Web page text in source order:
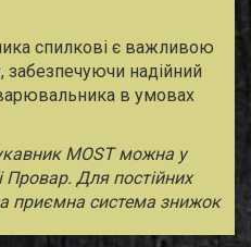
спилкові є важливою
забезпечуючи надійний
в умовах
MOST можна у
Провар. Для постійних
приємна система знижок